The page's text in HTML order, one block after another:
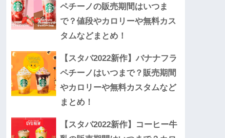
ペチーノの販売期間はいつま
で？値段やカロリーや無料カス
タムなどまとめ！
【スタバ2022新作】バナナフラ
ペチーノはいつまで？販売期間
やカロリーや無料カスタムなど
まとめ！
【スタバ2022新作】コーヒー牛